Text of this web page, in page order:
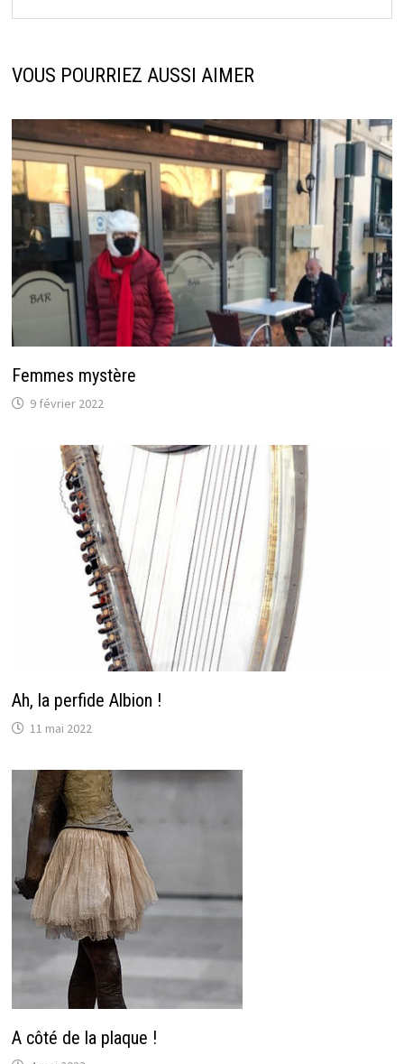
VOUS POURRIEZ AUSSI AIMER
Femmes mystère
9 février 2022
Ah, la perfide Albion !
11 mai 2022
A côté de la plaque !